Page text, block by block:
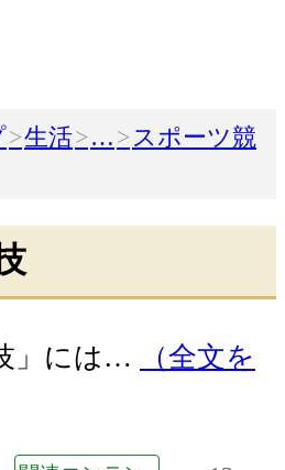
生活 …
スポーツ競
」には…
（全文を